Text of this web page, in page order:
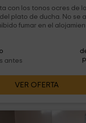
con los tonos ocres de
de ducha. No se admiten
antes
VER OFERTA